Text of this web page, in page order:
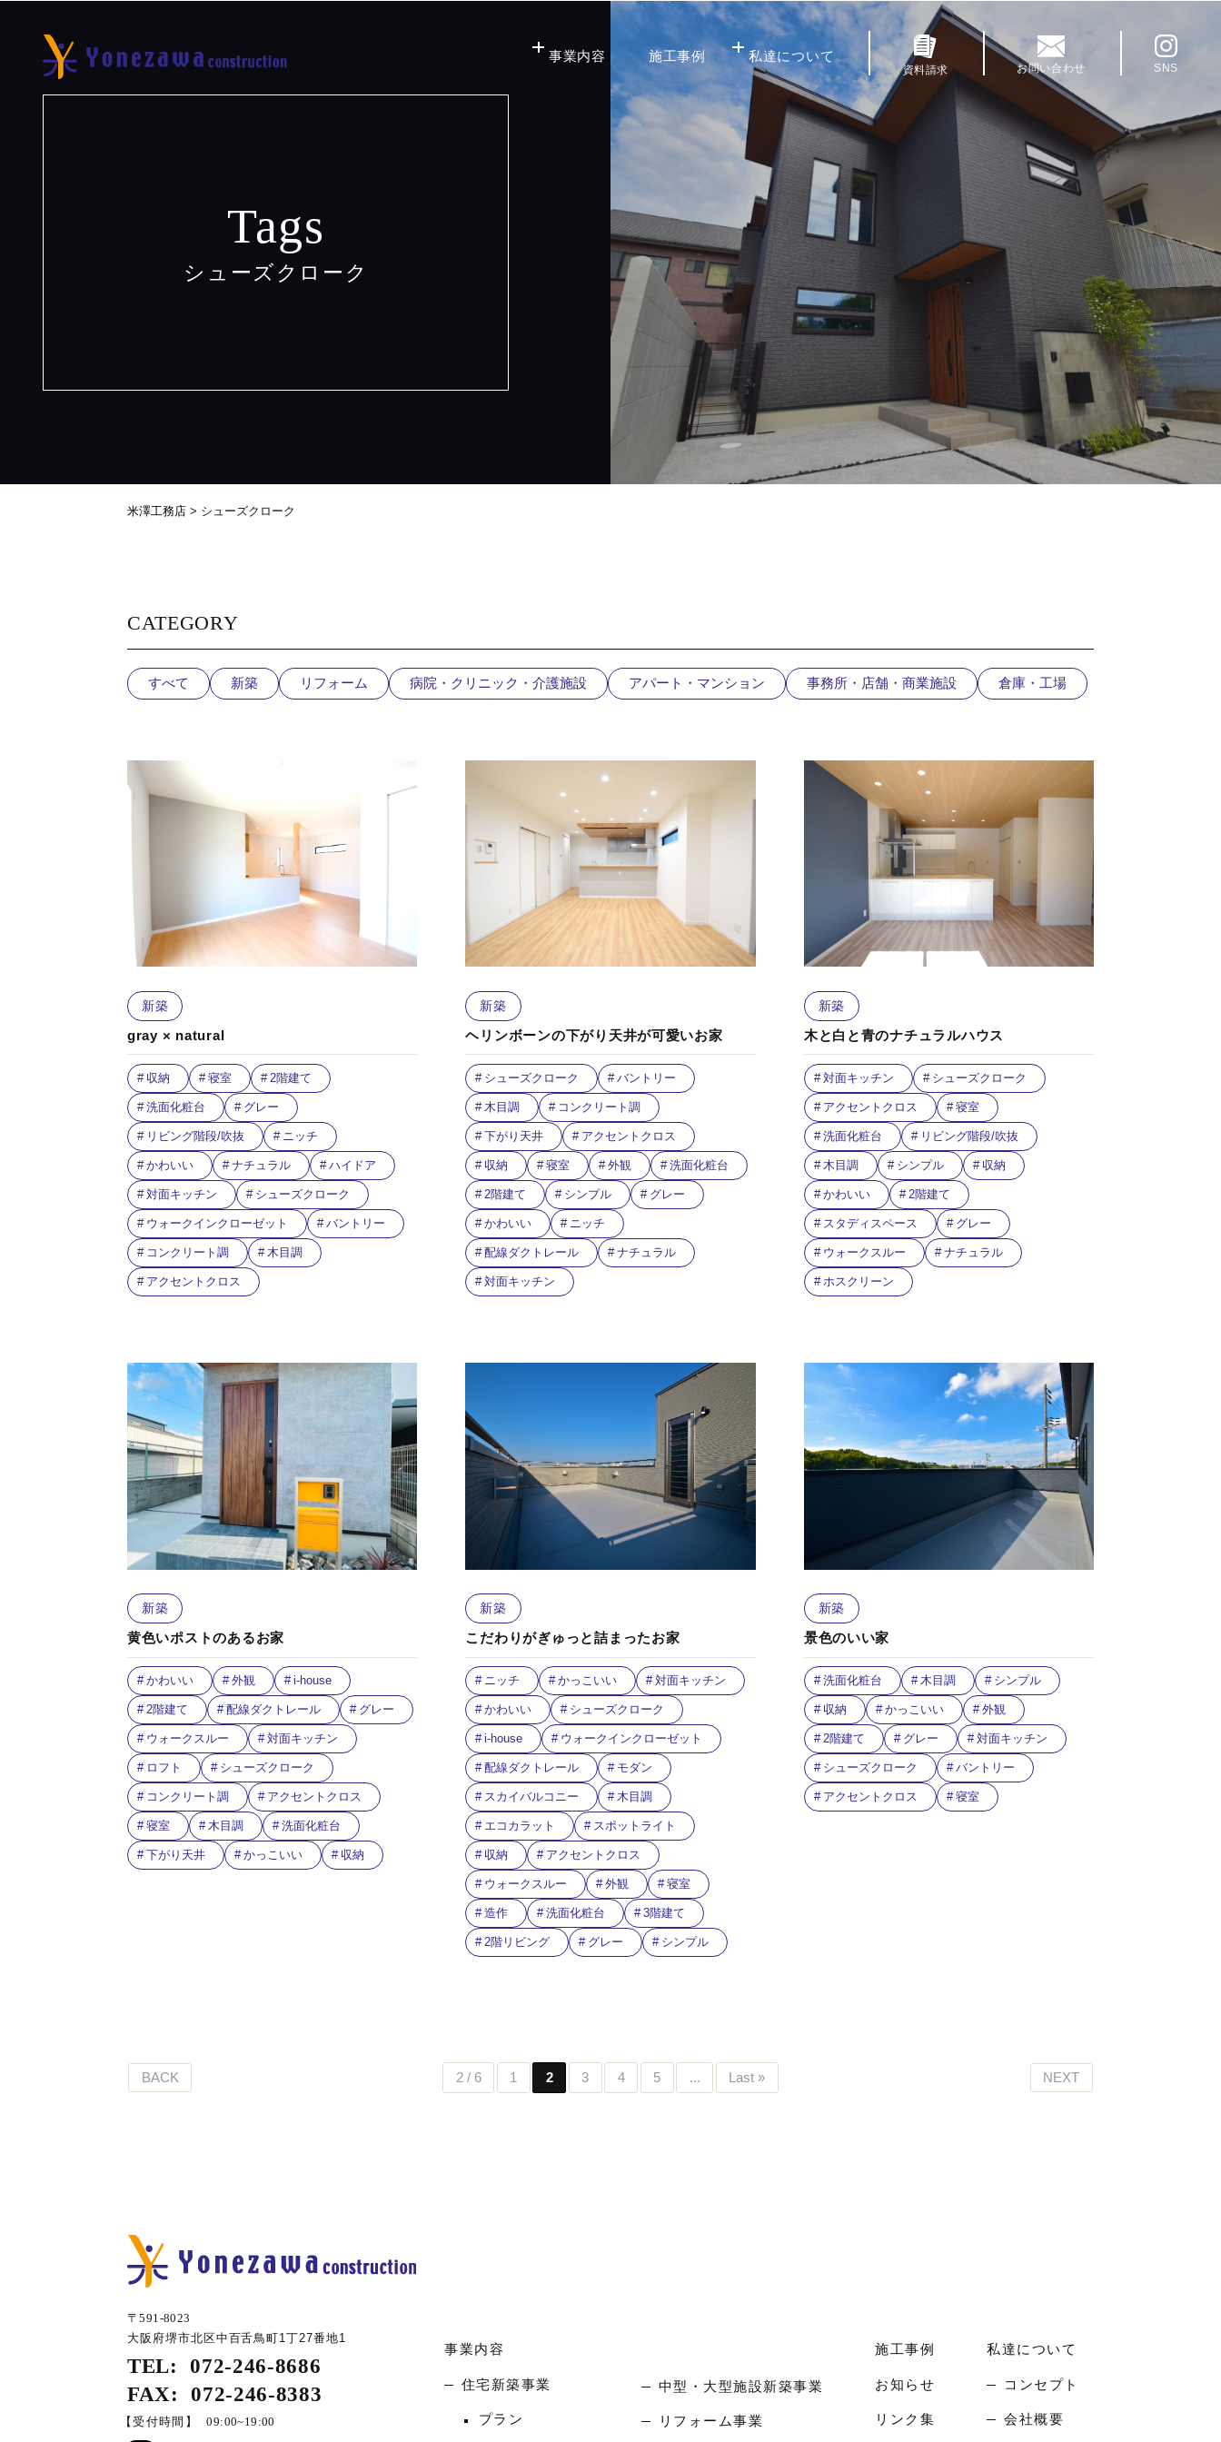
事業内容 施工事例 私達について
資料請求 お問い合わせ SNS
Tags
シューズクローク
米澤工務店> シューズクローク
CATEGORY
すべて 新築 リフォーム 病院・クリニック・介護施設 アパート・マンション 事務所・店舗・商業施設 倉庫・工場
新築
gray × natural
収納 寝室 2階建て
洗面化粧台 グレー
リビング階段/吹抜 ニッチ
かわいい ナチュラル ハイドア
対面キッチン シューズクローク
ウォークインクローゼット バントリー
コンクリート調 木目調
アクセントクロス
新築
ヘリンボーンの下がり天井が可愛いお家
シューズクローク バントリー
木目調 コンクリート調
下がり天井 アクセントクロス
収納 寝室 外観 洗面化粧台
2階建て シンプル グレー
かわいい ニッチ
配線ダクトレール ナチュラル
対面キッチン
新築
木と白と青のナチュラルハウス
対面キッチン シューズクローク
アクセントクロス 寝室
洗面化粧台 リビング階段/吹抜
木目調 シンプル 収納
かわいい 2階建て
スタディスペース グレー
ウォークスルー ナチュラル
ホスクリーン
新築
黄色いポストのあるお家
かわいい 外観 i-house
2階建て 配線ダクトレール グレー
ウォークスルー 対面キッチン
ロフト シューズクローク
コンクリート調 アクセントクロス
寝室 木目調 洗面化粧台
下がり天井 かっこいい 収納
新築
こだわりがぎゅっと詰まったお家
ニッチ かっこいい 対面キッチン
かわいい シューズクローク
i-house ウォークインクローゼット
配線ダクトレール モダン
スカイバルコニー 木目調
エコカラット スポットライト
収納 アクセントクロス
ウォークスルー 外観 寝室
造作 洗面化粧台 3階建て
2階リビング グレー シンプル
新築
景色のいい家
洗面化粧台 木目調 シンプル
収納 かっこいい 外観
2階建て グレー 対面キッチン
シューズクローク バントリー
アクセントクロス 寝室
2 / 6
BACK 1 2 3 4 5 ... NEXT
Last »
〒591-8023
大阪府堺市北区中百舌鳥町1丁27番地1
TEL:
072-246-8686
FAX:
072-246-8383
【受付時間】 09:00~19:00
事業内容
住宅新築事業
プラン
中型・大型施設新築事業
リフォーム事業
施工事例
お知らせ
リンク集
私達について
コンセプト
会社概要